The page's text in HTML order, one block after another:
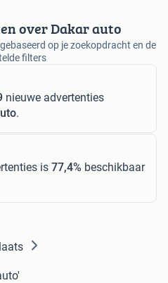
over Dakar auto
op je zoekopdracht en de
filters
nieuwe advertenties
.
is 77,4% beschikbaar